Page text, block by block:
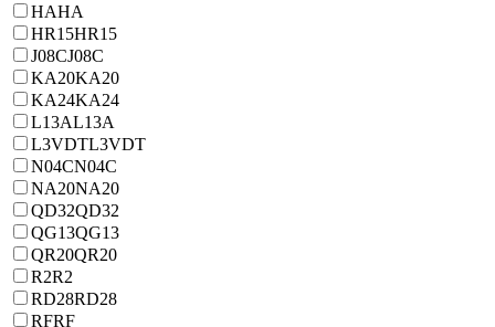
HAHA
HR15HR15
J08CJ08C
KA20KA20
KA24KA24
L13AL13A
L3VDTL3VDT
N04CN04C
NA20NA20
QD32QD32
QG13QG13
QR20QR20
R2R2
RD28RD28
RFRF